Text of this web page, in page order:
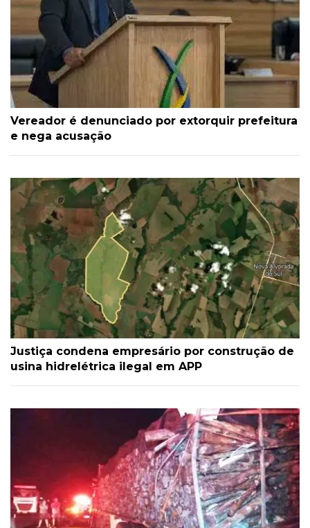
Vereador é denunciado por extorquir prefeitura
e nega acusação
Justiça condena empresário por construção de
usina hidrelétrica ilegal em APP